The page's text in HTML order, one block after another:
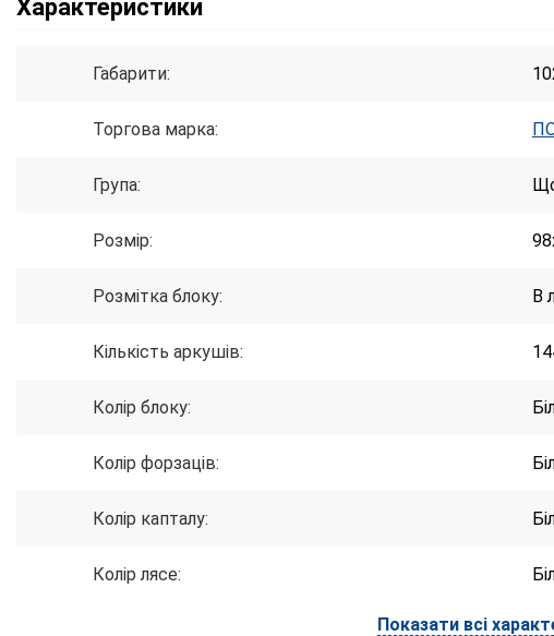
Характеристики
Габарити:
Торгова марка:
Група:
Розмір:
Розмітка блоку: В
Кількість аркушів:
Колір блоку:
Колір форзаців:
Колір капталу:
Колір лясе:
Показати всі